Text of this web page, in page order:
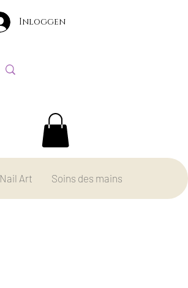
Inloggen
Nail Art Soins des mains